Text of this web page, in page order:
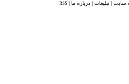
‌سایت تبلیغات |درباره ما |
RSS